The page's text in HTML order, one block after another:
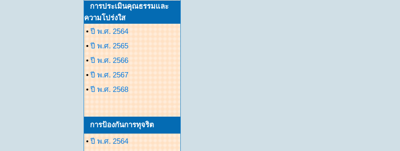
การประเมินคุณธรรมและ
ความโปร่งใส
• ปี พ.ศ. 2564
• ปี พ.ศ. 2565
• ปี พ.ศ. 2566
• ปี พ.ศ. 2567
• ปี พ.ศ. 2568
การป้องกันการทุจริต
• ปี พ.ศ. 2564